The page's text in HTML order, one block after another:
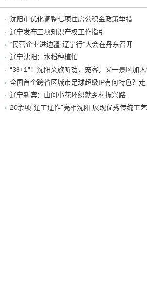
沈阳市优化调整七项住房公积金政策举措
辽宁发布三项知识产权工作指引
“民营企业进边疆·辽宁行”大会在丹东召开
辽宁沈阳：水稻种植忙
辽宁新宾：山间小花环织就乡村振兴路
20余项“辽工辽作”亮相沈阳 展现优秀传统工艺